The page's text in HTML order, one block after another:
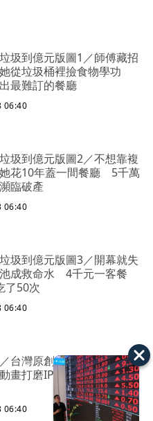
圾到億元版圖1／師傅藏招
從垃圾桶裡撿食物學功
最難訂的餐廳
06:40
圾到億元版圖2／不想靠複
花10年蓋一間餐廳 5千萬
臨破產
06:40
圾到億元版圖3／開幕就失
成救命水 4千元一客餐
了50次
06:40
台灣原創《芽芽樂團》
畫打磨IP
06:40